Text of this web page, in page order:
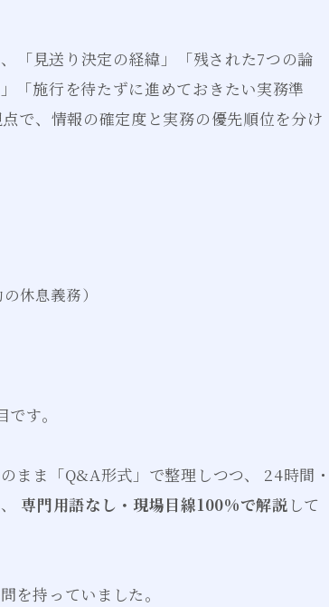
「見送り決定の経緯」「残された7つの論
「施行を待たずに進めておきたい実務準
で、情報の確定度と実務の優先順位を分け
休息義務）
です。
まま「Q&A形式」で整理しつつ、 24時間・
専門用語なし・現場目線100%で解説 して
を持っていました。